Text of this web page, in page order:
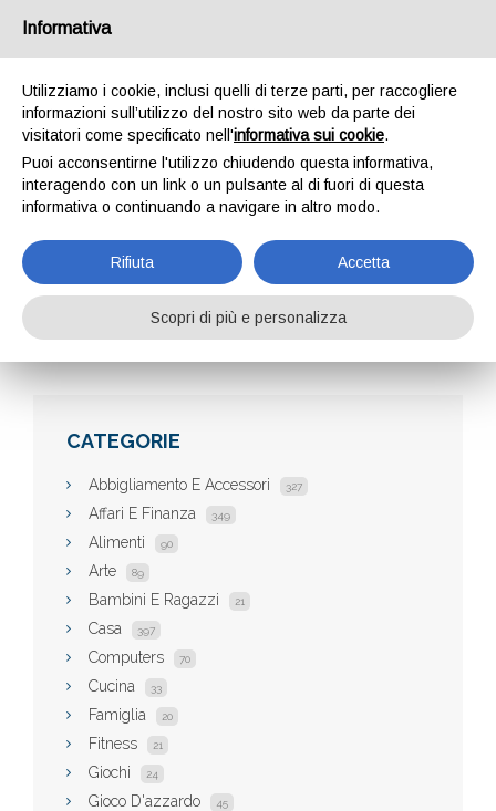
RETEVISURE
Aziende Retevisure
CATEGORIE
Abbigliamento E Accessori 327
Affari E Finanza 349
Alimenti 90
Arte 89
Bambini E Ragazzi 21
Casa 397
Computers 70
Cucina 33
Famiglia 20
Fitness 21
Giochi 24
Gioco D'azzardo 45
Informativa
Utilizziamo i cookie, inclusi quelli di terze parti, per raccogliere
informazioni sull’utilizzo del nostro sito web da parte dei
visitatori come specificato nell'informativa sui cookie.
Puoi acconsentirne l'utilizzo chiudendo questa informativa,
interagendo con un link o un pulsante al di fuori di questa
informativa o continuando a navigare in altro modo.
Rifiuta Accetta
Scopri di più e personalizza